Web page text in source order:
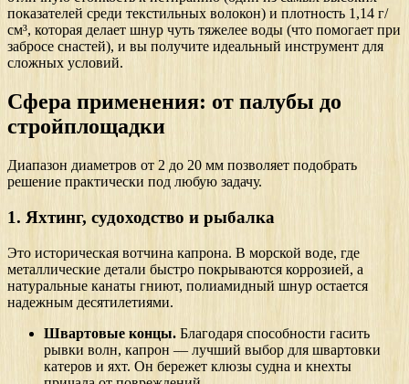
показателей среди текстильных волокон) и плотность 1,14 г/
см³, которая делает шнур чуть тяжелее воды (что помогает при
забросе снастей), и вы получите идеальный инструмент для
сложных условий.
Сфера применения: от палубы до
стройплощадки
Диапазон диаметров от 2 до 20 мм позволяет подобрать
решение практически под любую задачу.
1. Яхтинг, судоходство и рыбалка
Это историческая вотчина капрона. В морской воде, где
металлические детали быстро покрываются коррозией, а
натуральные канаты гниют, полиамидный шнур остается
надежным десятилетиями.
Швартовые концы. Благодаря способности гасить
рывки волн, капрон — лучший выбор для швартовки
катеров и яхт. Он бережет клюзы судна и кнехты